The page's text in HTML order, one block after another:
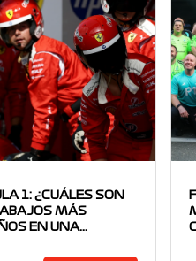
1: ¿CUÁLES SON
MÁS
EN UNA…